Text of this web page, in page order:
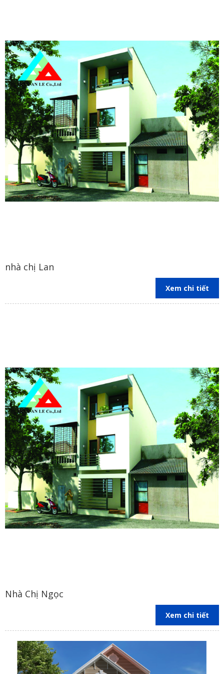
Yêu cầu cung cấp giấy phép kinh doanh và chứng chỉ
hành nghề:Yêu cầu nhà thầu cung cấp giấy phép kinh
doanh và chứng chỉ hành nghề để đảm bảo tính pháp lý.
Đọc kỹ hợp đồng, đảm bảo quyền lợi
Đọc kỹ từng điều khoản trong hợp đồng:Đọc kỹ từng
điều khoản trong hợp đồng, đặc biệt là các điều khoản về giá
cả, tiến độ, chất lượng công trình, bảo hành.
Yêu cầu sửa đổi các điều khoản bất lợi:Yêu cầu nhà thầu
sửa đổi các điều khoản bất lợi cho bạn.
Tham khảo ý kiến của luật sư: Tham khảo ý kiến của luật
sư nếu bạn có bất kỳ thắc mắc nào về hợp đồng.
Giám sát chặt chẽ quá trình thi công
Trao đổi thường
xuyên với nhà thầu để giải quyết các vấn đề phát sinh.
Với những thông tin trên, hy vọng bạn sẽ có cái nhìn tổng quan về
Hòa, tỉnh Đồng Nai.
Trụ Sở Chính: 35/211, Tổ 17, Kp3,P. Trảng Dài ,Biên Hoà
Đồng Nai
- Hotline: 0974 775 625 - 02513990002 (Mr Hải)
- MST : 3603372821
- Email:xaydungbinhanle@gmail.com-
vuonghaiduong.xd@gmail.com
- Website: xaydungbinhanle.com
nhà chị Lan
Xem chi tiết
Nhà Chị Ngọc
Xem chi tiết